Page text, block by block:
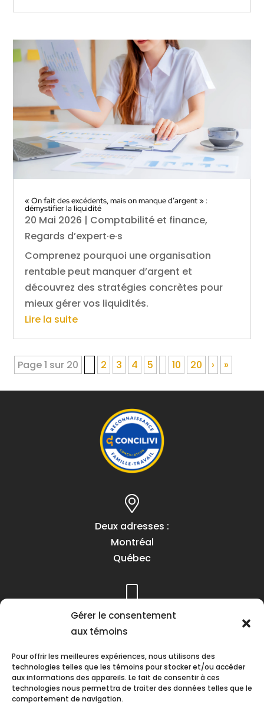
Gérer le consentement
aux témoins
Pour offrir les meilleures expériences, nous utilisons des
technologies telles que les témoins pour stocker et/ou accéder
aux informations des appareils. Le fait de consentir à ces
technologies nous permettra de traiter des données telles que le
comportement de navigation.
« On fait des excédents, mais on manque d’argent » :
démystifier la liquidité
20 Mai 2026 | Comptabilité et finance,
Regards d’expert·e·s
Comprenez pourquoi une organisation
rentable peut manquer d’argent et
découvrez des stratégies concrètes pour
mieux gérer vos liquidités.
Lire la suite
Page 1 sur 20 2 3 4 5 10 20 › »
Deux adresses :
Montréal
Québec
Téléphone :
(418) 622-1001
Heures d’ouverture :